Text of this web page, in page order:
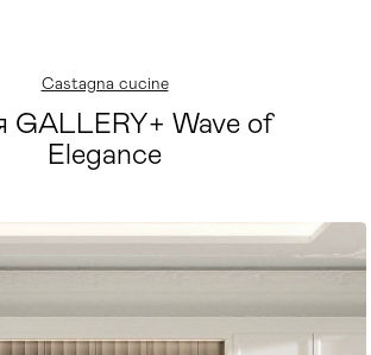
Castagna cucine
GALLERY+ Wave of
Elegance